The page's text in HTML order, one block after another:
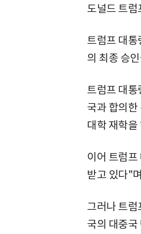
도널드 트
트럼프 대
의 최종 승
트럼프 대
국과 합의
대학 재학을
이어 트럼
받고 있다"
그러나 트럼
국의 대중국